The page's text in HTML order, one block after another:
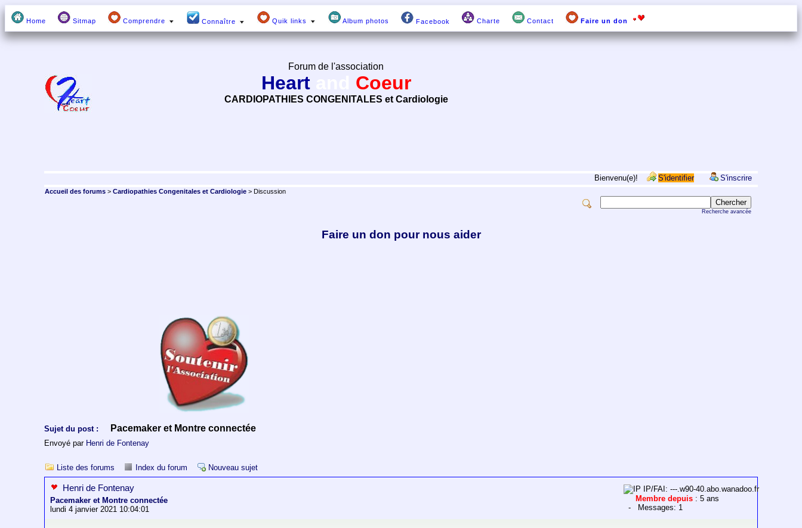
Home Sitmap Comprendre Connaître Quik links Album photos Facebook Charte Contact Faire un don
Forum de l'association
Heart Coeur
CARDIOPATHIES CONGENITALES et Cardiologie
Bienvenu(e)! S'identifier S'inscrire
Accueil des forums >Cardiopathies Congenitales et Cardiologie > Discussion
Recherche avancée
Faire un don pour nous aider
Sujet du post : Pacemaker et Montre connectée
Envoyé par Henri de Fontenay
Liste des forums Index du forum Nouveau sujet
Henri de Fontenay
Pacemaker et Montre connectée
lundi 4 janvier 2021 10:04:01
IP/FAI: ---.w90-40.abo.wanadoo.fr
Membre depuis : 5 ans
- Messages: 1